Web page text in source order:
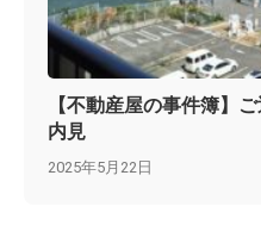
【不動産屋の事件簿】
内見
2025年5月22日